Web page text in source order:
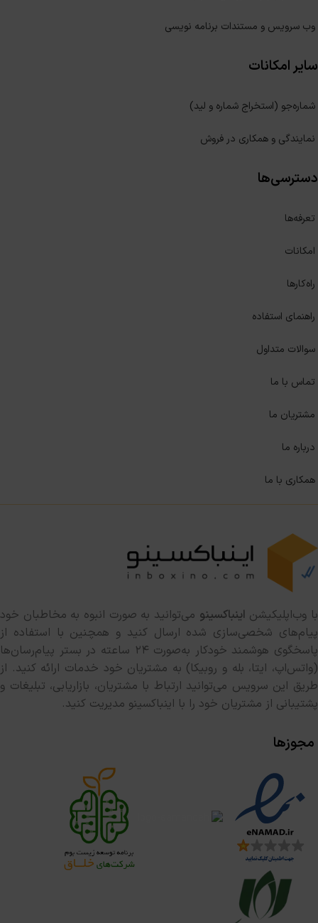
وب سرویس و مستندات برنامه نویسی
سایر امکانات
شماره‌جو (استخراج شماره و لید)
نمایندگی و همکاری در فروش
دسترسی‌ها
تعرفه‌ها
امکانات
راه‌کارها
راهنمای استفاده
سوالات متداول
تماس با ما
مشتریان ما
درباره ما
همکاری با ما
با وب‌اپلیکیشن اینباکسینو می‌توانید به صورت انبوه به مخاطبان خود
پیام‌های شخصی‌سازی شده ارسال کنید و همچنین با استفاده از
پاسخگوی هوشمند خودکار به‌صورت ۲۴ ساعته در بستر پیام‌رسان‌ها
(واتس‌اپ، ایتا، بله و روبیکا) به مشتریان خود خدمات ارائه کنید. از
طریق این سرویس می‌توانید ارتباط با مشتریان، بازاریابی، تبلیغات و
پشتیبانی از مشتریان خود را با اینباکسینو مدیریت کنید.
مجوزها